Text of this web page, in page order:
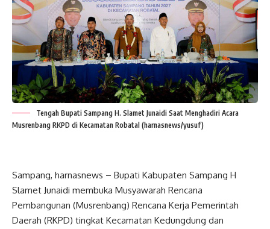
Tengah Bupati Sampang H. Slamet Junaidi Saat Menghadiri Acara
Musrenbang RKPD di Kecamatan Robatal (harnasnews/yusuf)
Sampang, harnasnews – Bupati Kabupaten Sampang H
Slamet Junaidi membuka Musyawarah Rencana
Pembangunan (Musrenbang) Rencana Kerja Pemerintah
Daerah (RKPD) tingkat Kecamatan Kedungdung dan